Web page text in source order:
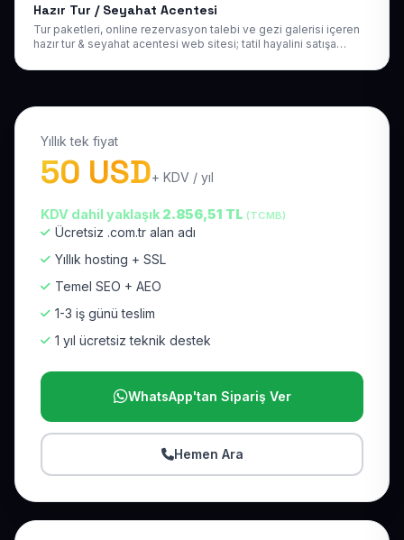
Hazır Tur / Seyahat Acentesi
Tur paketleri, online rezervasyon talebi ve gezi galerisi içeren
hazır tur & seyahat acentesi web sitesi; tatil hayalini satışa
Yıllık tek fiyat
50 USD+ KDV / yıl
KDV dahil yaklaşık 2.856,51 TL (TCMB)
Ücretsiz .com.tr alan adı
Yıllık hosting + SSL
Temel SEO + AEO
1-3 iş günü teslim
1 yıl ücretsiz teknik destek
WhatsApp'tan Sipariş Ver
Hemen Ara